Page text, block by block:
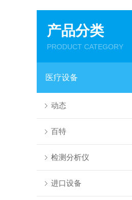
产品分类
PRODUCT CATEGORY
医疗设备
动态
百特
检测分析仪
进口设备